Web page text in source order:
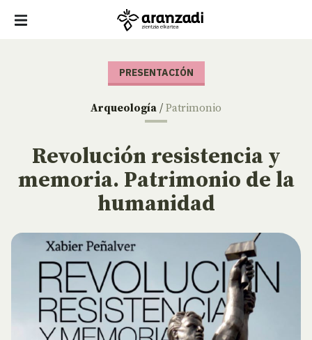
PRESENTACIÓN
Arqueología / Patrimonio
Revolución resistencia y
memoria. Patrimonio de la
humanidad